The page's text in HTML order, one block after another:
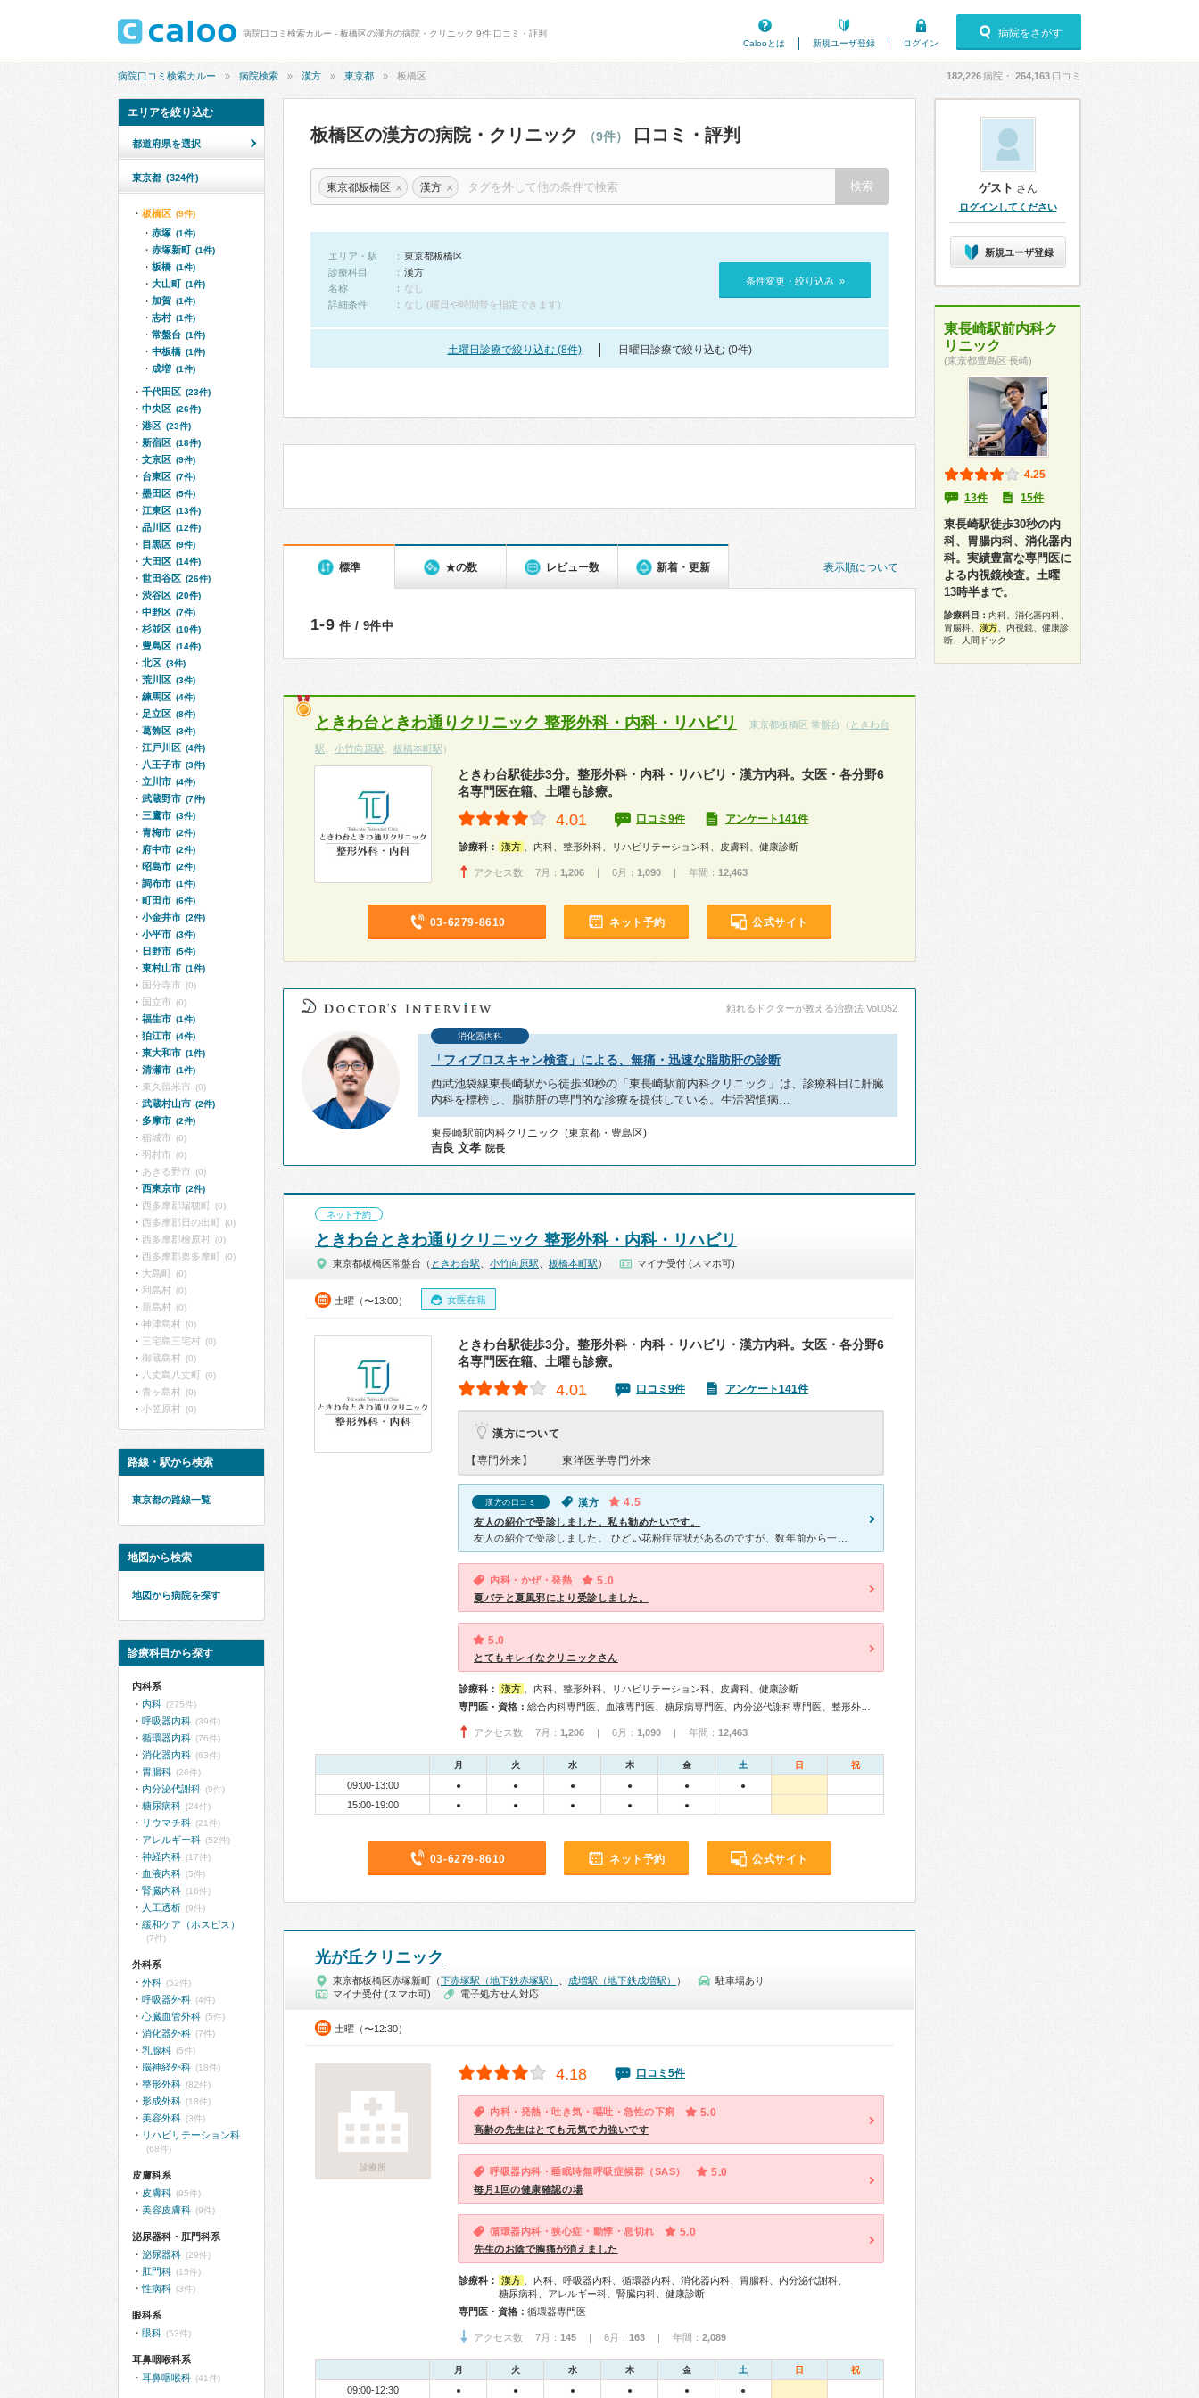
病院口コミ検索カルー - 板橋区の漢方の病院・クリニック 9件 口コミ・評判
Calooとは
新規ユーザ登録 ログイン
病院をさがす
病院口コミ検索カルー 病院検索 漢方 東京都 板橋区 182,226病院・ 264,163 口コミ
板橋区の漢方の病院・クリニック （9件） 口コミ・評判
東京都板橋区 × 漢方 ×
エリア・駅
東京都板橋区
診療科目
漢方
名称
なし
詳細条件
なし (曜日や時間帯を指定できます)
条件変更・絞り込み »
土曜日診療で絞り込む (8件) 日曜日診療で絞り込む (0件)
表示順について
標準 ★の数 レビュー数 新着・更新
1-9 件 / 9件中
ときわ台ときわ通りクリニック 整形外科・内科・リハビリ 東京都板橋区 常盤台（ ときわ台
駅 小竹向原駅 板橋本町駅 ）
ときわ台駅徒歩3分。整形外科・内科・リハビリ・漢方内科。女医・各分野6
名専門医在籍、土曜も診療。
4.01 口コミ9件 アンケート141件
診療科： 漢方 、内科、整形外科、リハビリテーション科、皮膚科、健康診断
アクセス数 7月： 1,206 | 6月： 1,090 | 年間： 12,463
03-6279-8610 ネット予約 公式サイト
頼れるドクターが教える治療法 Vol.052
消化器内科
「フィブロスキャン検査」による、無痛・迅速な脂肪肝の診断
西武池袋線東長崎駅から徒歩30秒の「東長崎駅前内科クリニック」は、診療科目に肝臓
内科を標榜し、脂肪肝の専門的な診療を提供している。生活習慣病…
東長崎駅前内科クリニック (東京都・豊島区)
吉良 文孝 院長
ネット予約
ときわ台ときわ通りクリニック 整形外科・内科・リハビリ
東京都板橋区常盤台（ ときわ台駅 小竹向原駅 板橋本町駅 ） マイナ受付 (スマホ可)
土曜（〜13:00） 女医在籍
ときわ台駅徒歩3分。整形外科・内科・リハビリ・漢方内科。女医・各分野6
名専門医在籍、土曜も診療。
4.01 口コミ9件 アンケート141件
漢方について
【専門外来】 東洋医学専門外来
漢方の口コミ 漢方 4.5
友人の紹介で受診しました。私も勧めたいです。
内科・かぜ・発熱 5.0
夏バテと夏風邪により受診しました。
5.0
とてもキレイなクリニックさん
診療科： 漢方
、内科、整形外科、リハビリテーション科、皮膚科、健康診断
専門医・資格：
アクセス数 7月： 1,206 | 6月： 1,090 | 年間： 12,463
月 火 水 木 金 土 日 祝
09:00-13:00 ● ● ● ● ● ●
15:00-19:00 ● ● ● ● ●
03-6279-8610 ネット予約 公式サイト
光が丘クリニック
東京都板橋区赤塚新町（下赤塚駅（地下鉄赤塚駅） 成増駅（地下鉄成増駅） ）
駐車場あり
マイナ受付 (スマホ可)
電子処方せん対応
土曜（〜12:30）
診療所
4.18 口コミ5件
内科・発熱・吐き気・嘔吐・急性の下痢 5.0
高齢の先生はとても元気で力強いです
呼吸器内科・睡眠時無呼吸症候群（SAS） 5.0
毎月1回の健康確認の場
循環器内科・狭心症・動悸・息切れ 5.0
先生のお陰で胸痛が消えました
診療科： 漢方
、内科、呼吸器内科、循環器内科、消化器内科、胃腸科、内分泌代謝科、
糖尿病科、アレルギー科、腎臓内科、健康診断
専門医・資格： 循環器専門医
アクセス数 7月： 145 | 6月： 163 | 年間： 2,089
月 火 水 木 金 土 日 祝
09:00-12:30 ● ● ● ● ● ●
エリアを絞り込む
都道府県を選択
東京都 (324件)
板橋区 (9件)
赤塚 (1件)
赤塚新町 (1件)
板橋 (1件)
大山町 (1件)
加賀 (1件)
志村 (1件)
常盤台 (1件)
中板橋 (1件)
成増 (1件)
千代田区 (23件)
中央区 (26件)
港区 (23件)
新宿区 (18件)
文京区 (9件)
台東区 (7件)
墨田区 (5件)
江東区 (13件)
品川区 (12件)
目黒区 (9件)
大田区 (14件)
世田谷区 (26件)
渋谷区 (20件)
中野区 (7件)
杉並区 (10件)
豊島区 (14件)
北区 (3件)
荒川区 (3件)
練馬区 (4件)
足立区 (8件)
葛飾区 (3件)
江戸川区 (4件)
八王子市 (3件)
立川市 (4件)
武蔵野市 (7件)
三鷹市 (3件)
青梅市 (2件)
府中市 (2件)
昭島市 (2件)
調布市 (1件)
町田市 (6件)
小金井市 (2件)
小平市 (3件)
日野市 (5件)
東村山市 (1件)
国分寺市 (0)
国立市 (0)
福生市 (1件)
狛江市 (4件)
東大和市 (1件)
清瀬市 (1件)
東久留米市 (0)
武蔵村山市 (2件)
多摩市 (2件)
稲城市 (0)
羽村市 (0)
あきる野市 (0)
西東京市 (2件)
西多摩郡瑞穂町 (0)
西多摩郡日の出町 (0)
西多摩郡檜原村 (0)
西多摩郡奥多摩町 (0)
大島町 (0)
利島村 (0)
新島村 (0)
神津島村 (0)
三宅島三宅村 (0)
御蔵島村 (0)
八丈島八丈町 (0)
青ヶ島村 (0)
小笠原村 (0)
路線・駅から検索
東京都の路線一覧
地図から検索
地図から病院を探す
診療科目から探す
内科系
内科 (275件)
呼吸器内科 (39件)
循環器内科 (76件)
消化器内科 (63件)
胃腸科 (26件)
内分泌代謝科 (9件)
糖尿病科 (24件)
リウマチ科 (21件)
アレルギー科 (52件)
神経内科 (17件)
血液内科 (5件)
腎臓内科 (16件)
人工透析 (9件)
緩和ケア（ホスピス）
(7件)
外科系
外科 (52件)
呼吸器外科 (4件)
心臓血管外科 (5件)
消化器外科 (7件)
乳腺科 (5件)
脳神経外科 (18件)
整形外科 (82件)
形成外科 (18件)
美容外科 (3件)
リハビリテーション科
(68件)
皮膚科系
皮膚科 (95件)
美容皮膚科 (9件)
泌尿器科・肛門科系
泌尿器科 (29件)
肛門科 (15件)
性病科 (3件)
眼科系
眼科 (53件)
耳鼻咽喉科系
耳鼻咽喉科 (41件)
ゲスト さん
ログインしてください
新規ユーザ登録
東長崎駅前内科ク
リニック
(東京都豊島区 長崎)
4.25
13件
15件
東長崎駅徒歩30秒の内
科、胃腸内科、消化器内
科。実績豊富な専門医に
よる内視鏡検査。土曜
13時半まで。
診療科目： 内科、消化器内科、
胃腸科、 漢方 、内視鏡、健康診
断、人間ドック